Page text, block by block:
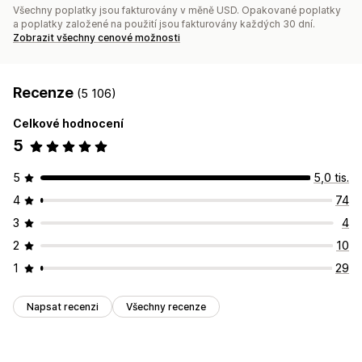
Všechny poplatky jsou fakturovány v měně USD. Opakované poplatky
a poplatky založené na použití jsou fakturovány každých 30 dní.
Zobrazit všechny cenové možnosti
Recenze (5 106)
Celkové hodnocení
5
5
5,0 tis.
4
74
3
4
2
10
1
29
Napsat recenzi Všechny recenze